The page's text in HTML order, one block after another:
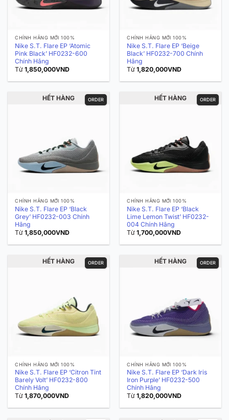
CHÍNH HÃNG MỚI 100%
Nike S.T. Flare EP ‘Atomic
Pink Black’ HF0232-600
Chính Hãng
Từ1,850,000VND
CHÍNH HÃNG MỚI 100%
Nike S.T. Flare EP ‘Beige
Black’ HF0232-700 Chính
Hãng
Từ1,820,000VND
ORDER
HẾT HÀNG
CHÍNH HÃNG MỚI 100%
Nike S.T. Flare EP ‘Black
Grey’ HF0232-003 Chính
Hãng
Từ1,850,000VND
ORDER
HẾT HÀNG
CHÍNH HÃNG MỚI 100%
Nike S.T. Flare EP ‘Black
Lime Lemon Twist’ HF0232-
004 Chính Hãng
Từ1,700,000VND
ORDER
HẾT HÀNG
CHÍNH HÃNG MỚI 100%
Nike S.T. Flare EP ‘Citron Tint
Barely Volt’ HF0232-800
Chính Hãng
Từ1,870,000VND
ORDER
HẾT HÀNG
CHÍNH HÃNG MỚI 100%
Nike S.T. Flare EP ‘Dark Iris
Iron Purple’ HF0232-500
Chính Hãng
Từ1,820,000VND